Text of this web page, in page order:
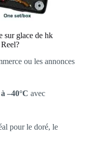
sur glace de hk
ou les annonces
–40°C avec
pour le doré, le